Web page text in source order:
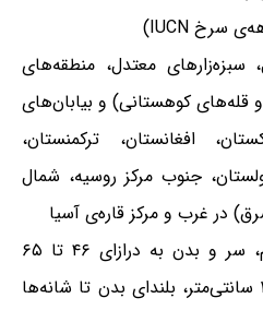
سبزه‌زارهای معتدل، منطقه‌های
قله‌های کوهستانی) و بیابان‌های
افغانستان، ترکمنستان،
جنوب مرکز روسیه، شمال
در غرب و مرکز قاره‌ی آسیا
وزن ۲/۵ تا ۴/۵ کیلوگرم، سر و بدن به درازای ۴۶ تا ۶۵
سانتی‌متر، دُم به درازای ۲۱ تا ۳۱ سانتی‌متر، بلندای بدن تا شانه‌ها